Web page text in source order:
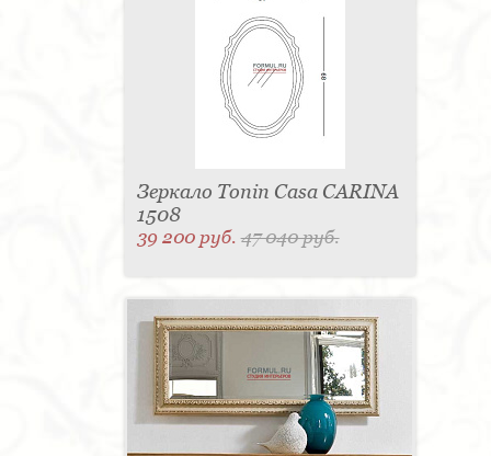
Зеркало Tonin Casa CARINA
1508
39 200 руб.47 040 руб.